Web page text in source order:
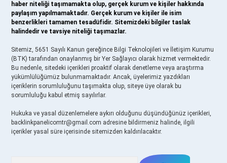
haber niteliği taşımamakta olup, gerçek kurum ve kişiler hakkında
paylaşım yapılmamaktadır. Gerçek kurum ve kişiler ile isim
benzerlikleri tamamen tesadüfidir. Sitemizdeki bilgiler taslak
halindedir ve tavsiye niteliği taşımazlar.
Sitemiz, 5651 Sayılı Kanun gereğince Bilgi Teknolojileri ve İletişim Kurumu
(BTK) tarafından onaylanmış bir Yer Sağlayıcı olarak hizmet vermektedir.
Bu nedenle, sitedeki içerikleri proaktif olarak denetleme veya araştırma
yükümlülüğümüz bulunmamaktadır. Ancak, üyelerimiz yazdıkları
içeriklerin sorumluluğunu taşımakta olup, siteye üye olarak bu
sorumluluğu kabul etmiş sayılırlar.
Hukuka ve yasal düzenlemelere aykırı olduğunu düşündüğünüz içerikleri,
backlinkpanelicomtr@gmail.com adresine bildirmeniz halinde, ilgili
içerikler yasal süre içerisinde sitemizden kaldırılacaktır.